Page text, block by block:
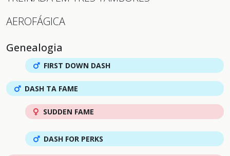
AEROFÁGICA
Genealogia
FIRST DOWN DASH
DASH TA FAME
SUDDEN FAME
DASH FOR PERKS